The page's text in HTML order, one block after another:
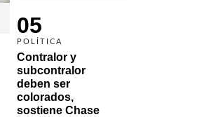
05
POLÍTICA
Contralor y
subcontralor
deben ser
colorados,
sostiene Chase